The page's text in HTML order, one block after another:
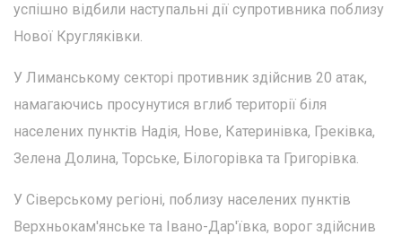
успішно відбили наступальні дії супротивника поблизу
Нової Кругляківки.
У Лиманському секторі противник здійснив 20 атак,
намагаючись просунутися вглиб території біля
населених пунктів Надія, Нове, Катеринівка, Греківка,
Зелена Долина, Торське, Білогорівка та Григорівка.
У Сіверському регіоні, поблизу населених пунктів
Верхньокам'янське та Івано-Дар'ївка, ворог здійснив